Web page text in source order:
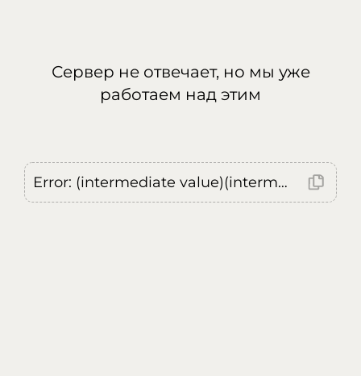
Сервер не отвечает, но мы уже
работаем над этим
Error: (intermediate value)(intermediate value)(intermediate value).replaceAll is not a function